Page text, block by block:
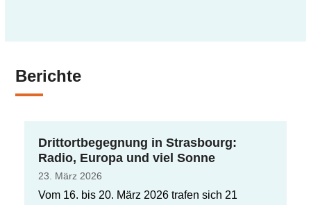
Berichte
Drittortbegegnung in Strasbourg:
Radio, Europa und viel Sonne
23. März 2026
Vom 16. bis 20. März 2026 trafen sich 21